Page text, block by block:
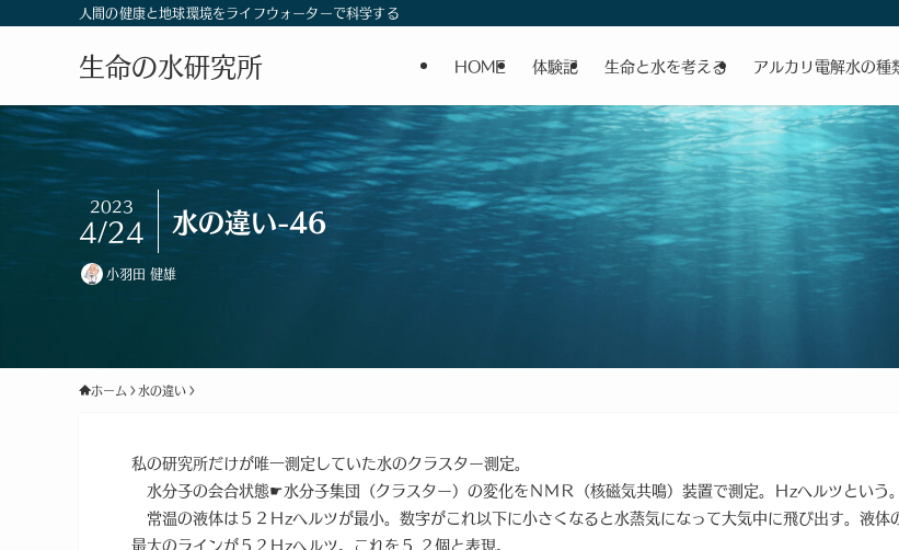
人間の健康と地球環境をライフウォーターで科学する
生命の水研究所 HOME 体験記 生命と水を考える アルカリ電解水の種
水の違い-46
2023
4/24
小羽田 健雄
ホーム 水の違い
私の研究所だけが唯一測定していた水のクラスター測定。
水分子の会合状態☛水分子集団（クラスター）の変化をＮＭＲ（核磁気共鳴）装置で測定。Ｈzヘルツという。
常温の液体は５２Ｈzヘルツが最小。数字がこれ以下に小さくなると水蒸気になって大気中に飛び出す。液体
最大のラインが５２Ｈzヘルツ。これを５.２個と表現。